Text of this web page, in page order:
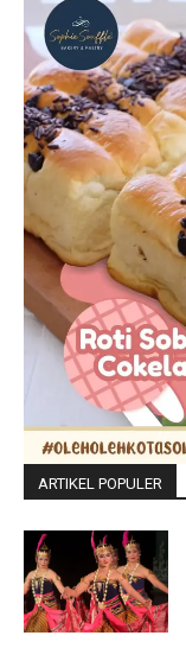
ARTIKEL POPULER